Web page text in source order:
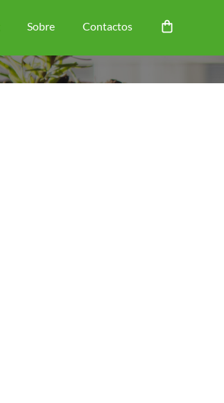
Sobre Contactos